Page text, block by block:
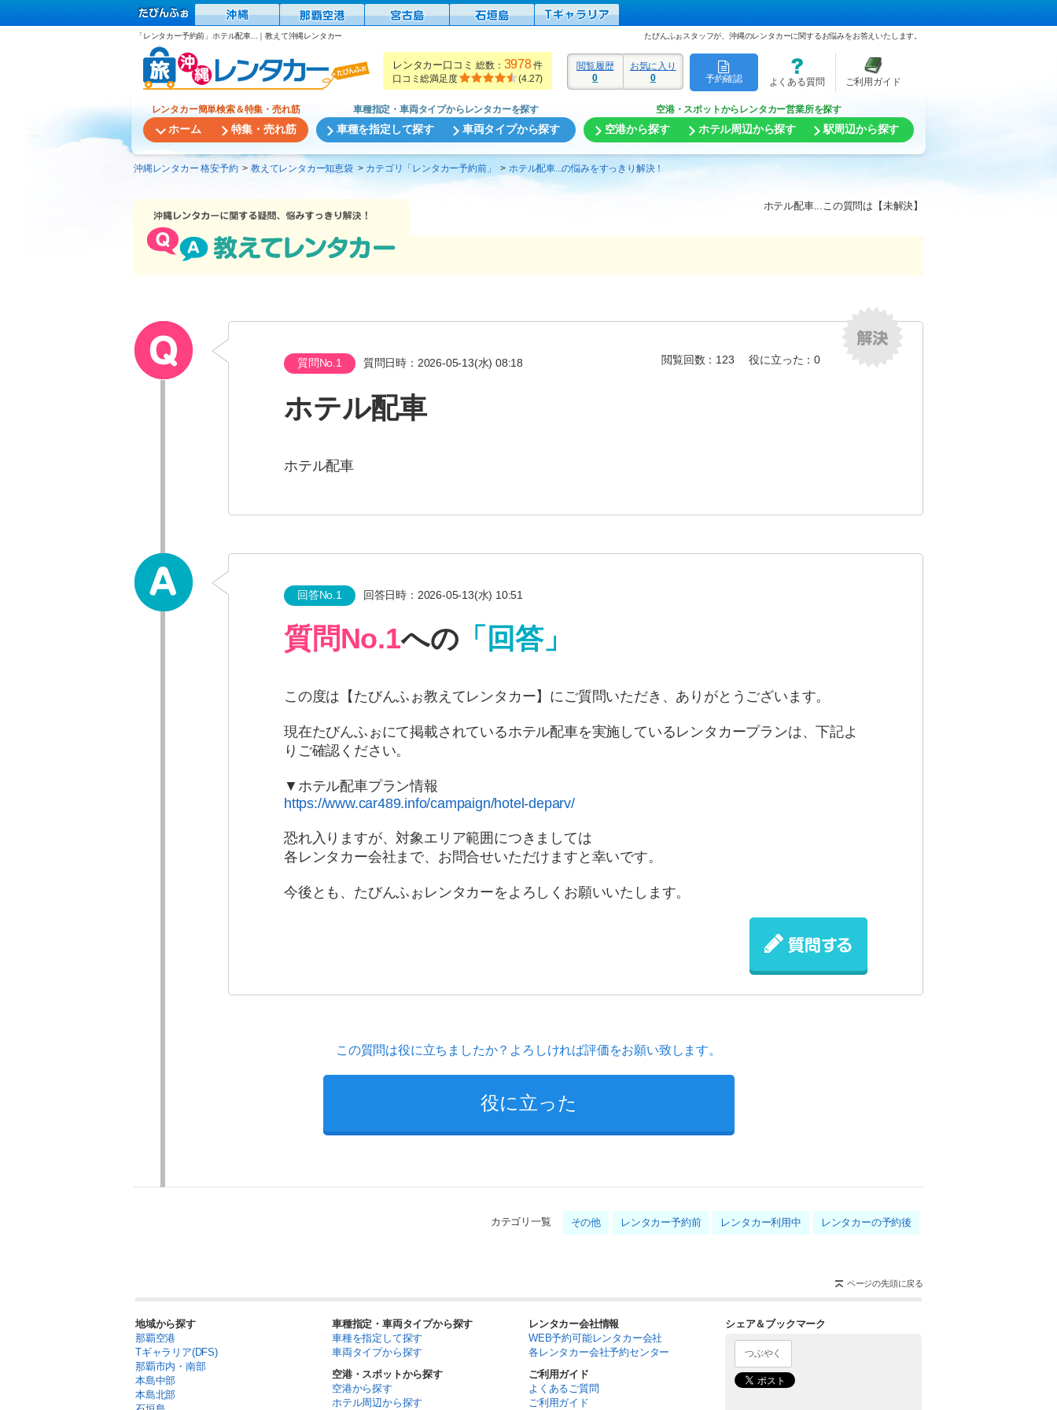
「レンタカー予約前」ホテル配車...｜教えて沖縄レンタカー たびんふぉスタッフが、沖縄のレンタカーに関するお悩みをお答えいたします。
レンタカー口コミ 総数： 3978件
口コミ総満足度
(4.27) よくある質問 ご利用ガイド
予約確認
閲覧履歴
0
お気に入り
0
レンタカー簡単検索＆特集・売れ筋
ホーム 特集・売れ筋
車種指定・車両タイプからレンタカーを探す
車種を指定して探す 車両タイプから探す
空港・スポットからレンタカー営業所を探す
空港から探す ホテル周辺から探す 駅周辺から探す
沖縄レンタカー 格安予約 教えてレンタカー知恵袋 カテゴリ「レンタカー予約前」 ホテル配車...の悩みをすっきり解決！
ホテル配車...この質問は【未解決】
質問No.1 質問日時：2026-05-13(水) 08:18 閲覧回数： 123 役に立った：0
ホテル配車
ホテル配車
回答No.1 回答日時：2026-05-13(水) 10:51
質問No.1への 「回答」
この度は【たびんふぉ教えてレンタカー】にご質問いただき、ありがとうございます。
現在たびんふぉにて掲載されているホテル配車を実施しているレンタカープランは、下記よ
りご確認ください。
▼ホテル配車プラン情報
https://www.car489.info/campaign/hotel-deparv/
恐れ入りますが、対象エリア範囲につきましては
各レンタカー会社まで、お問合せいただけますと幸いです。
今後とも、たびんふぉレンタカーをよろしくお願いいたします。
この質問は役に立ちましたか？よろしければ評価をお願い致します。
カテゴリ一覧 その他 レンタカー予約前 レンタカー利用中 レンタカーの予約後
ページの先頭に戻る
地域から探す
那覇空港
Tギャラリア(DFS)
那覇市内・南部
本島中部
本島北部
車種指定・車両タイプから探す
車種を指定して探す
車両タイプから探す
空港・スポットから探す
空港から探す
ホテル周辺から探す
レンタカー会社情報
WEB予約可能レンタカー会社
各レンタカー会社予約センター
ご利用ガイド
よくあるご質問
ご利用ガイド
シェア＆ブックマーク